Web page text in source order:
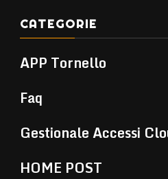
CATEGORIE
APP Tornello
Faq
Gestionale Accessi
HOME POST